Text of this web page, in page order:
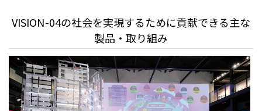
VISION-04の社会を実現するために貢献できる主な
製品・取り組み